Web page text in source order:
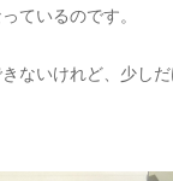
ているのです。
ないけれど、少しだ